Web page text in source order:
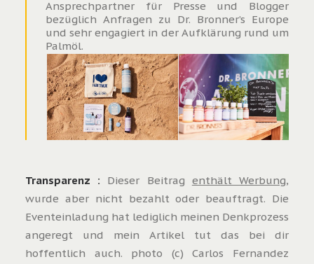
Ansprechpartner für Presse und Blogger
bezüglich Anfragen zu Dr. Bronner’s Europe
und sehr engagiert in der Aufklärung rund um
Palmöl.
Transparenz : Dieser Beitrag enthält Werbung,
wurde aber nicht bezahlt oder beauftragt. Die
Eventeinladung hat lediglich meinen Denkprozess
angeregt und mein Artikel tut das bei dir
hoffentlich auch. photo (c) Carlos Fernandez